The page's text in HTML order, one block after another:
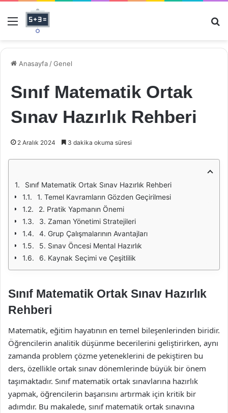
Menü
Anasayfa /Genel
Sınıf Matematik Ortak
Sınav Hazırlık Rehberi
2 Aralık 2024 3 dakika okuma süresi
Sınıf Matematik Ortak Sınav Hazırlık Rehberi
1. Temel Kavramların Gözden Geçirilmesi
2. Pratik Yapmanın Önemi
3. Zaman Yönetimi Stratejileri
4. Grup Çalışmalarının Avantajları
5. Sınav Öncesi Mental Hazırlık
6. Kaynak Seçimi ve Çeşitlilik
Sınıf Matematik Ortak Sınav Hazırlık
Rehberi
Matematik, eğitim hayatının en temel bileşenlerinden biridir.
Öğrencilerin analitik düşünme becerilerini geliştirirken, aynı
zamanda problem çözme yeteneklerini de pekiştiren bu
ders, özellikle ortak sınav dönemlerinde büyük bir önem
taşımaktadır. Sınıf matematik ortak sınavlarına hazırlık
yapmak, öğrencilerin başarısını artırmak için kritik bir
adımdır. Bu makalede, sınıf matematik ortak sınavına